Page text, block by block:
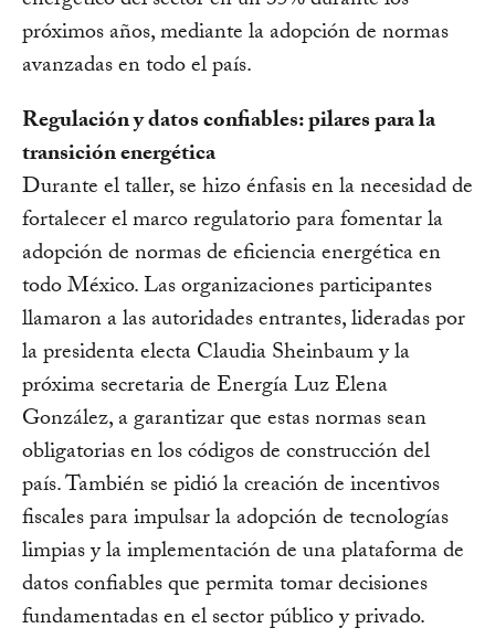
próximos años, mediante la adopción de normas
avanzadas en todo el país.
Regulación y datos confiables: pilares para la
transición energética
Durante el taller, se hizo énfasis en la necesidad de
fortalecer el marco regulatorio para fomentar la
adopción de normas de eficiencia energética en
todo México. Las organizaciones participantes
llamaron a las autoridades entrantes, lideradas por
la presidenta electa Claudia Sheinbaum y la
próxima secretaria de Energía Luz Elena
González, a garantizar que estas normas sean
obligatorias en los códigos de construcción del
país. También se pidió la creación de incentivos
fiscales para impulsar la adopción de tecnologías
limpias y la implementación de una plataforma de
datos confiables que permita tomar decisiones
fundamentadas en el sector público y privado.